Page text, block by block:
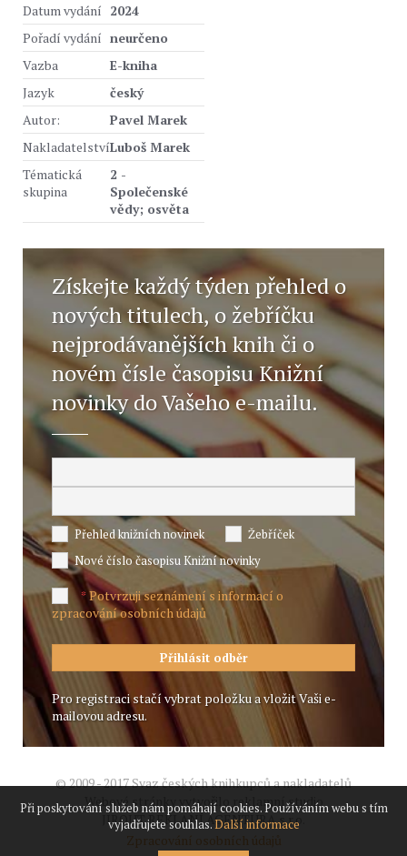
Datum vydání 2024
Pořadí vydání neurčeno
Vazba
E-kniha
Jazyk
český
Autor:
Pavel Marek
NakladatelstvíLuboš Marek
Tématická
skupina
2 -
Společenské
vědy; osvěta
Získejte každý týden přehled o
nových titulech, o žebříčku
nejprodávanějších knih či o
novém čísle časopisu Knižní
novinky do Vašeho e-mailu.
Přehled knižních novinek
Žebříček
Nové číslo časopisu Knižní novinky
*Potvrzuji seznámení s informací o
zpracování osobních údajů
Pro registraci stačí vybrat položku a vložit Vaši e-
mailovou adresu.
© 2009 - 2017 Svaz českých knihkupců a nakladatelů
Webové stránky vytvořilo reklamní studio
JIROUT REKLANÍ AGENTURA s.r.o.
Zpracování osobních údajů
Při poskytování služeb nám pomáhají cookies. Používáním webu s tím
vyjadřujete souhlas.Další informace